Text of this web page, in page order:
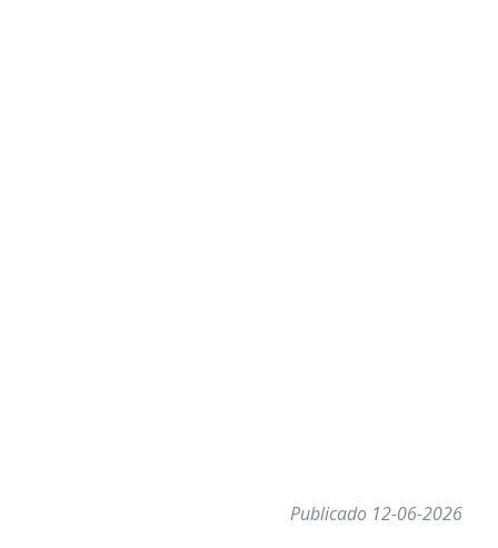
Publicado 12-06-2026